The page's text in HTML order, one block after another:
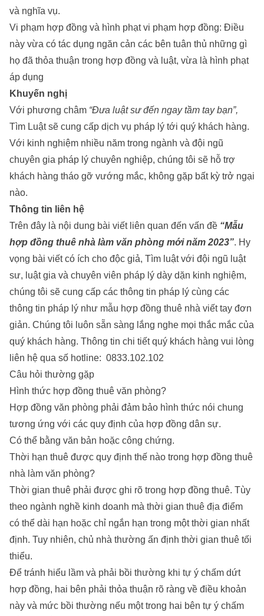
và nghĩa vụ.
Vi phạm hợp đồng và hình phạt vi phạm hợp đồng: Điều
này vừa có tác dụng ngăn cản các bên tuân thủ những gì
họ đã thỏa thuận trong hợp đồng và luật, vừa là hình phạt
áp dụng
Khuyến nghị
Với phương châm “Đưa luật sư đến ngay tầm tay bạn”,
Tìm Luật sẽ cung cấp dịch vụ pháp lý tới quý khách hàng.
Với kinh nghiệm nhiều năm trong ngành và đội ngũ
chuyên gia pháp lý chuyên nghiệp, chúng tôi sẽ hỗ trợ
khách hàng tháo gỡ vướng mắc, không gặp bất kỳ trở ngại
nào.
Thông tin liên hệ
Trên đây là nội dung bài viết liên quan đến vấn đề “Mẫu
hợp đồng thuê nhà làm văn phòng mới năm 2023”. Hy
vọng bài viết có ích cho độc giả, Tìm luậtvới đội ngũ luật
sư, luật gia và chuyên viên pháp lý dày dặn kinh nghiệm,
chúng tôi sẽ cung cấp các thông tin pháp lý cùng các
thông tin pháp lý như mẫu hợp đồng thuê nhà viết tay đơn
giản. Chúng tôi luôn sẵn sàng lắng nghe mọi thắc mắc của
quý khách hàng. Thông tin chi tiết quý khách hàng vui lòng
liên hệ qua số hotline: 0833.102.102
Câu hỏi thường gặp
Hình thức hợp đồng thuê văn phòng?
Hợp đồng văn phòng phải đảm bảo hình thức nói chung
tương ứng với các quy định của hợp đồng dân sự.
Có thể bằng văn bản hoặc công chứng.
Thời hạn thuê được quy định thế nào trong hợp đồng thuê
nhà làm văn phòng?
Thời gian thuê phải được ghi rõ trong hợp đồng thuê. Tùy
theo ngành nghề kinh doanh mà thời gian thuê địa điểm
có thể dài hạn hoặc chỉ ngắn hạn trong một thời gian nhất
định. Tuy nhiên, chủ nhà thường ấn định thời gian thuê tối
thiểu.
Để tránh hiểu lầm và phải bồi thường khi tự ý chấm dứt
hợp đồng, hai bên phải thỏa thuận rõ ràng về điều khoản
này và mức bồi thường nếu một trong hai bên tự ý chấm